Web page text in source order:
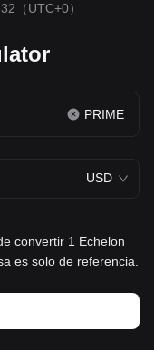
（UTC+0）
PRIME
USD
convertir 1 Echelon
es solo de referencia.